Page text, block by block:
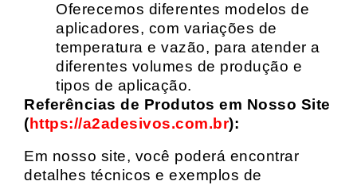
Oferecemos diferentes modelos de
aplicadores, com variações de
temperatura e vazão, para atender a
diferentes volumes de produção e
tipos de aplicação.
Referências de Produtos em Nosso Site
(https://a2adesivos.com.br):
Em nosso site, você poderá encontrar
detalhes técnicos e exemplos de